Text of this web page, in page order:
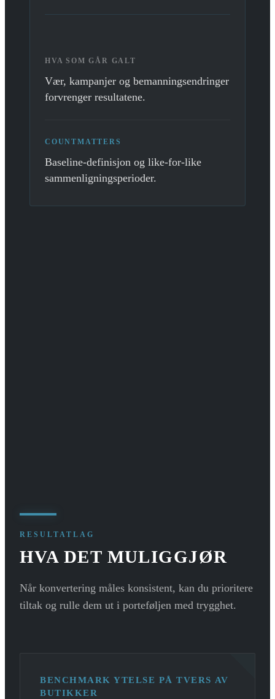
HVA SOM GÅR GALT
Vær, kampanjer og bemanningsendringer
forvrenger resultatene.
COUNTMATTERS
Baseline-definisjon og like-for-like
sammenligningsperioder.
RESULTATLAG
HVA DET MULIGGJØR
Når konvertering måles konsistent, kan du prioritere
tiltak og rulle dem ut i porteføljen med trygghet.
BENCHMARK YTELSE PÅ TVERS AV
BUTIKKER